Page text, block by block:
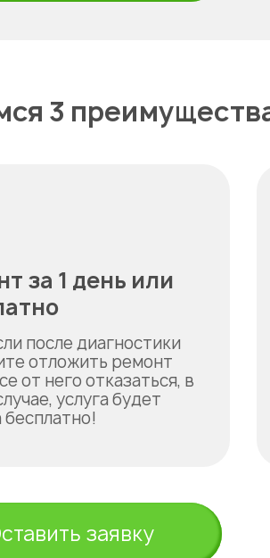
3
за 1 день или
после диагностики
отложить ремонт
от него отказаться, в
услуга будет
бесплатно!
заявку